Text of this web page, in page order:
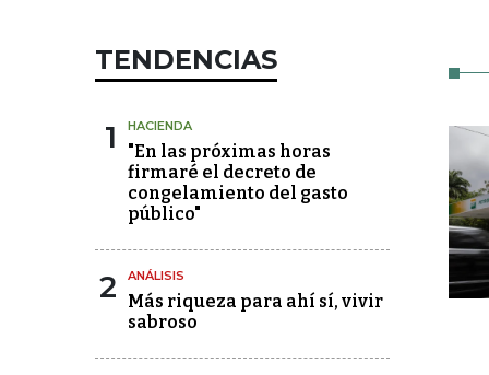
TENDENCIAS
1 HACIENDA
"En las próximas horas
firmaré el decreto de
congelamiento del gasto
público"
2 ANÁLISIS
Más riqueza para ahí sí, vivir
sabroso